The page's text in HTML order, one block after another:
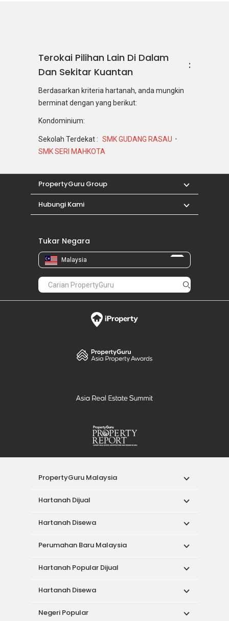
Terokai Pilihan Lain Di Dalam
Dan Sekitar Kuantan
Berdasarkan kriteria hartanah, anda mungkin
berminat dengan yang berikut:
Kondominium:
Sekolah Terdekat : SMK GUDANG RASAU
SMK SERI MAHKOTA
PropertyGuru Group
Hubungi Kami
Tukar Negara
Malaysia
PropertyGuru Malaysia
Hartanah Dijual
Hartanah Disewa
Perumahan Baru Malaysia
Hartanah Popular Dijual
Hartanah Disewa
Negeri Popular